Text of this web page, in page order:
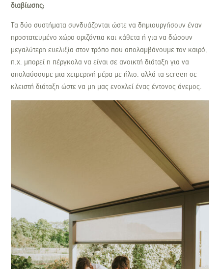
διαβίωσης;
Τα δύο συστήματα συνδυάζονται ώστε να δημιουργήσουν έναν
προστατευμένο χώρο οριζόντια και κάθετα ή για να δώσουν
μεγαλύτερη ευελιξία στον τρόπο που απολαμβάνουμε τον καιρό,
π.χ. μπορεί η πέργκολα να είναι σε ανοικτή διάταξη για να
απολαύσουμε μια χειμερινή μέρα με ήλιο, αλλά τα screen σε
κλειστή διάταξη ώστε να μη μας ενοχλεί ένας έντονος άνεμος.